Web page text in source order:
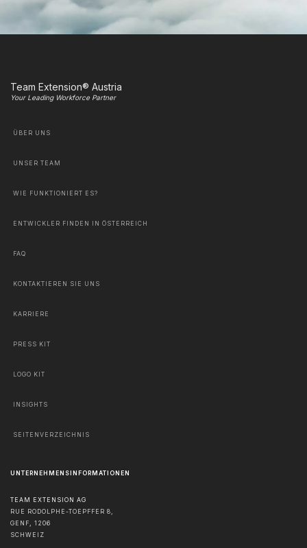
Team Extension® Austria
Your Leading Workforce Partner
ÜBER UNS
UNSER TEAM
WIE FUNKTIONIERT ES?
ENTWICKLER FINDEN IN ÖSTERREICH
FAQ
KONTAKTIEREN SIE UNS
KARRIERE
PRESS KIT
LOGO KIT
INSIGHTS
SEITENVERZEICHNIS
UNTERNEHMENSINFORMATIONEN
TEAM EXTENSION AG
RUE RODOLPHE-TOEPFFER 8,
GENF, 1206
SCHWEIZ